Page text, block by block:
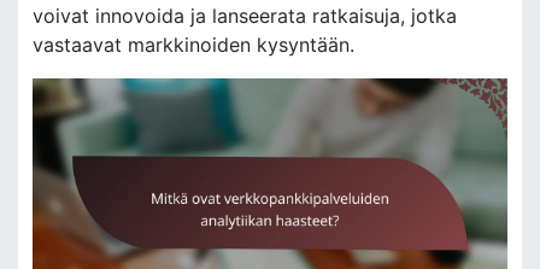
voivat innovoida ja lanseerata ratkaisuja, jotka
vastaavat markkinoiden kysyntään.